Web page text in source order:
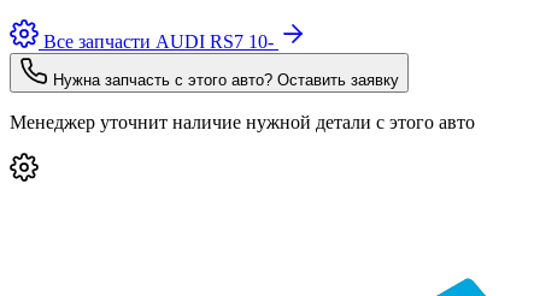
Все запчасти AUDI RS7 10-
Нужна запчасть с этого авто? Оставить заявку
Менеджер уточнит наличие нужной детали с этого авто